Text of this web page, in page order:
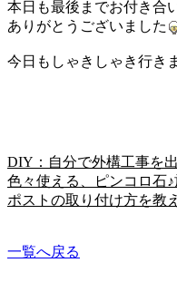
本日も最後までお付き合
ありがとうございました
今日もしゃきしゃき行き
DIY：自分で外構工事を
色々使える、ピンコロ石♪
ポストの取り付け方を教
一覧へ戻る